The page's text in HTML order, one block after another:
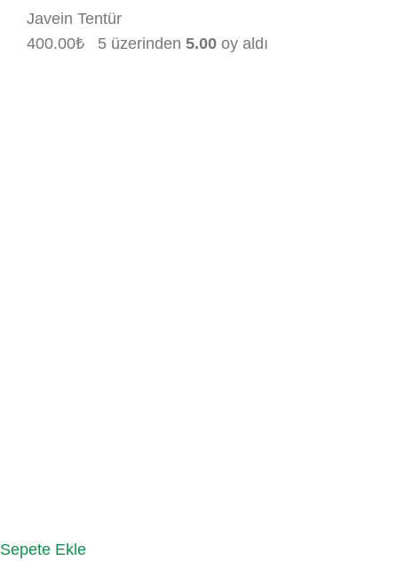
Javein Tentür
400.00₺ 5 üzerinden 5.00 oy aldı
Sepete Ekle